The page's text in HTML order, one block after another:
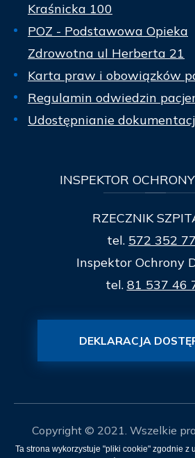
Ta strona wykorzystuje "pliki cookie" zgodnie z
Kraśnicka 100
POZ - Podstawowa Opieka
Zdrowotna ul Herberta 21
Karta praw i obowiązków
Regulamin odwiedzin
Udostępnianie
INSPEKTOR
RZECZNIK
tel. 572 352
Inspektor Ochrony
tel. 81 537 46
DEKLARACJA
Copyright © 2021. Wszelkie